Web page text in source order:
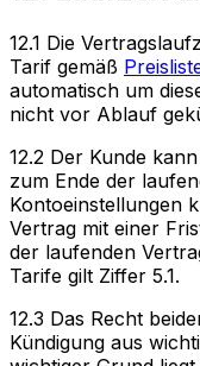
12.1 Die
Tarif gemäß
automatisch um
nicht vor Ablauf
12.2 Der Kunde
zum Ende der
Kontoeinstellungen
Vertrag mit einer
der laufenden
Tarife gilt Ziffer 5.1.
12.3 Das Recht
Kündigung aus